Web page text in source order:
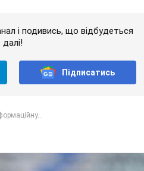
і подивись, що відбудеться
далі!
Підписатись